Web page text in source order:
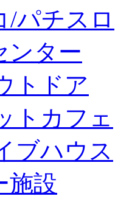
/パチスロ
ンター
トドア
トカフェ
ブハウス
施設